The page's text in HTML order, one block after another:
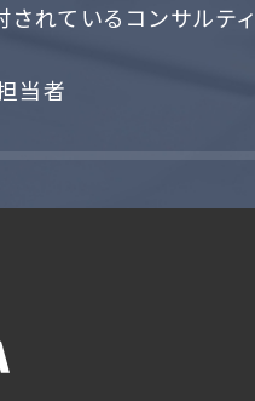
れているコンサルテ
当者